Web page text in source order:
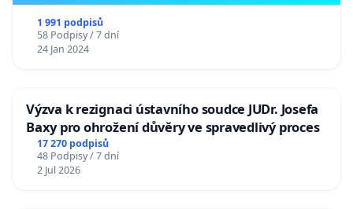
1 991 podpisů
58 Podpisy / 7 dní
24 Jan 2024
Výzva k rezignaci ústavního soudce JUDr. Josefa
Baxy pro ohrožení důvěry ve spravedlivý proces
17 270 podpisů
48 Podpisy / 7 dní
2 Jul 2026